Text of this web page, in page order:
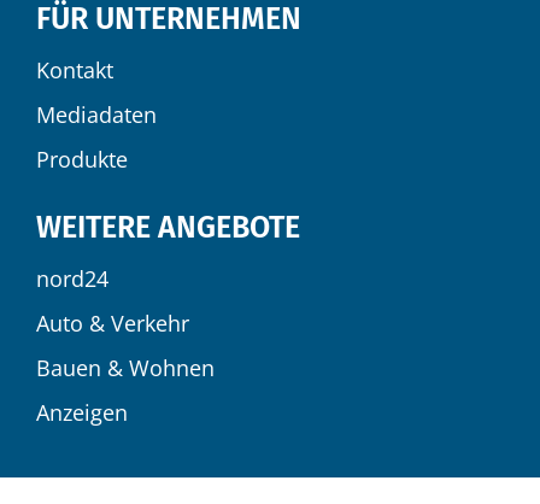
FÜR UNTERNEHMEN
Kontakt
Mediadaten
Produkte
WEITERE ANGEBOTE
nord24
Auto & Verkehr
Bauen & Wohnen
Anzeigen